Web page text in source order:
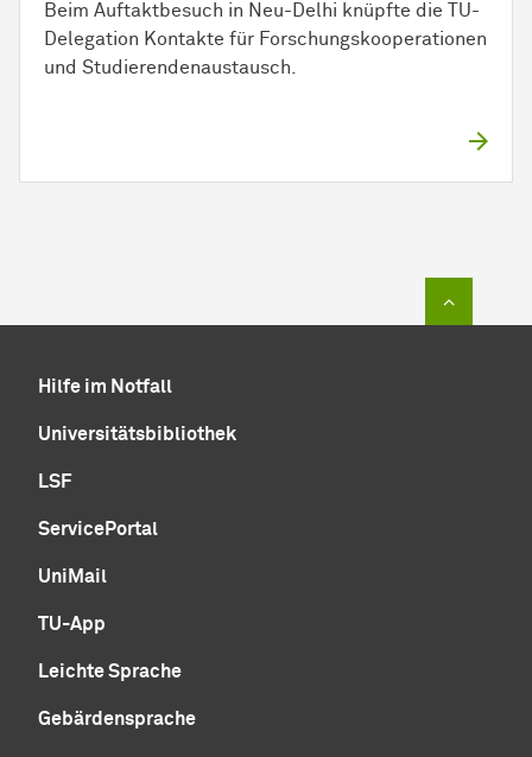
Beim Auftaktbesuch in Neu-Delhi knüpfte die TU-
Delegation Kontakte für Forschungskooperationen
und Studierendenaustausch.
Hilfe im Notfall
Universitätsbibliothek
LSF
ServicePortal
UniMail
TU-App
Leichte Sprache
Gebärdensprache